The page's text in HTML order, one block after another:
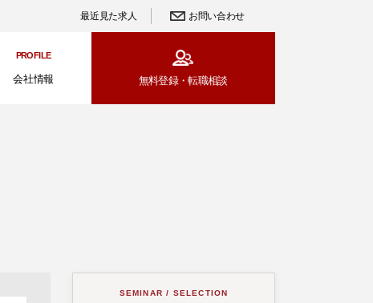
最近見た求人 お問い合わせ
PROFILE
会社情報 無料登録・転職相談
SEMINAR / SELECTION